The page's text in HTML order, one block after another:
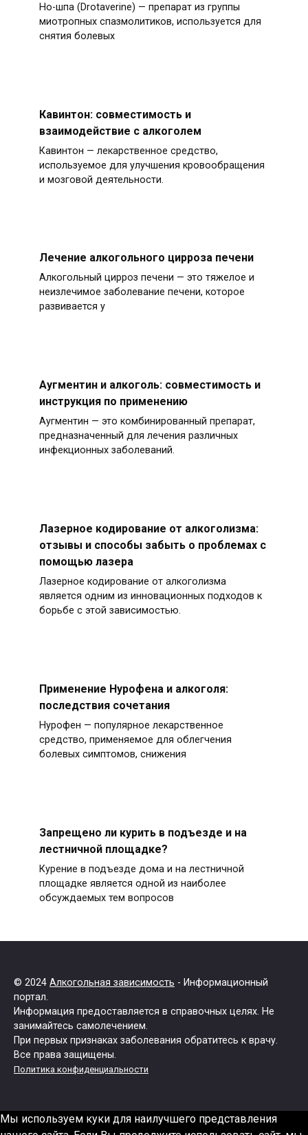
Но-шпа (Drotaverine) — препарат из группы
миотропных спазмолитиков, используется для
снятия болевых
Кавинтон: совместимость и
взаимодействие с алкоголем
Кавинтон — лекарственное средство,
используемое для улучшения кровообращения
и мозговой деятельности.
Лечение алкогольного цирроза печени
Алкогольный цирроз печени — это тяжелое и
неизлечимое заболевание печени, которое
развивается у
Аугментин и алкоголь: совместимость и
инструкция по применению
Аугментин — это комбинированный препарат,
предназначенный для лечения различных
инфекционных заболеваний.
Лазерное кодирование от алкоголизма:
отзывы и способы забыть о проблемах с
помощью лазера
Лазерное кодирование от алкоголизма
является одним из инновационных подходов к
борьбе с этой зависимостью.
Применение Нурофена и алкоголя:
последствия сочетания
Нурофен — популярное лекарственное
средство, применяемое для облегчения
болевых симптомов, снижения
Запрещено ли курить в подъезде и на
лестничной площадке?
Курение в подъезде дома и на лестничной
площадке является одной из наиболее
обсуждаемых тем вопросов
© 2024 Алкогольная зависимость - Информационный
портал.
Информация предоставляется в справочных целях. Не
занимайтесь самолечением.
При первых признаках заболевания обратитесь к врачу.
Все права защищены.
Политика конфиденциальности
Мы используем куки для наилучшего представления